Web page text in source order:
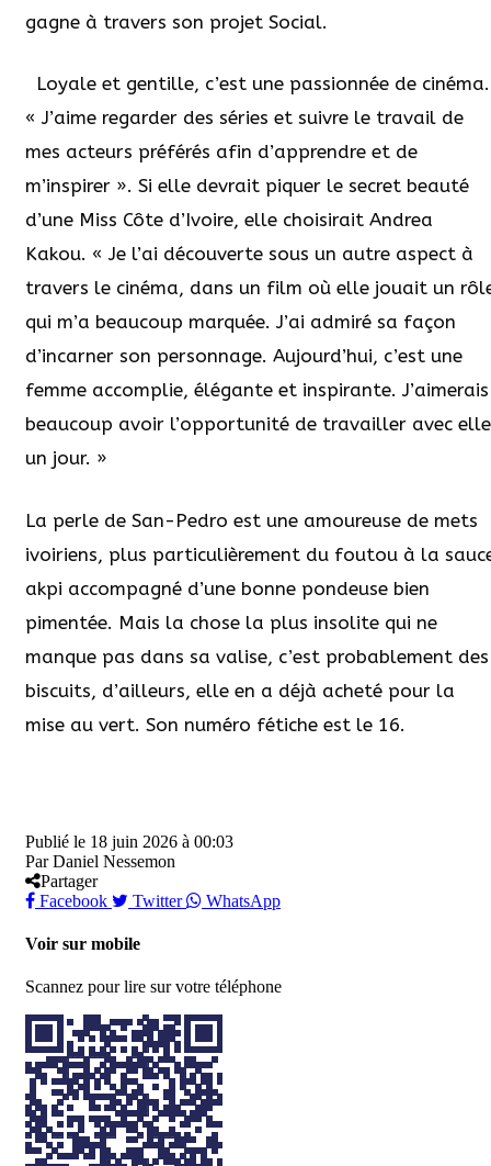
gagne à travers son projet Social.
Loyale et gentille, c’est une passionnée de cinéma.
« J’aime regarder des séries et suivre le travail de
mes acteurs préférés afin d’apprendre et de
m’inspirer ». Si elle devrait piquer le secret beauté
d’une Miss Côte d’Ivoire, elle choisirait Andrea
Kakou. « Je l’ai découverte sous un autre aspect à
travers le cinéma, dans un film où elle jouait un
qui m’a beaucoup marquée. J’ai admiré sa façon
d’incarner son personnage. Aujourd’hui, c’est une
femme accomplie, élégante et inspirante. J’aimerais
beaucoup avoir l’opportunité de travailler avec elle
un jour. »
La perle de San-Pedro est une amoureuse de mets
ivoiriens, plus particulièrement du foutou à la
akpi accompagné d’une bonne pondeuse bien
pimentée. Mais la chose la plus insolite qui ne
manque pas dans sa valise, c’est probablement des
biscuits, d’ailleurs, elle en a déjà acheté pour la
mise au vert. Son numéro fétiche est le 16.
Publié le 18 juin 2026 à 00:03
Par Daniel Nessemon
Partager
Facebook
Twitter WhatsApp
Voir sur mobile
Scannez pour lire sur votre téléphone